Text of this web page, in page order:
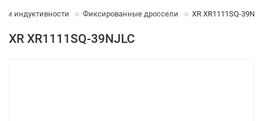
индуктивности Фиксированные дроссели XR XR1111SQ-
XR XR1111SQ-39NJLC